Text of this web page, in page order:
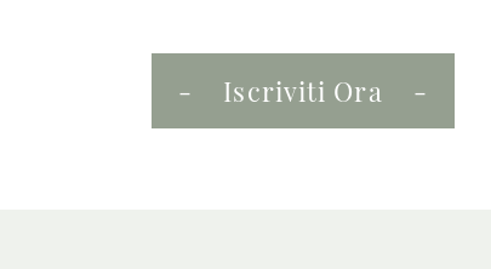
Iscriviti Ora